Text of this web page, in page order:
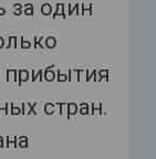
за один
прибытия
стран.